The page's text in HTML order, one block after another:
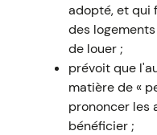
adopté, et qui
des
de louer ;
prévoit que
matière de «
prononcer les
bénéficier ;